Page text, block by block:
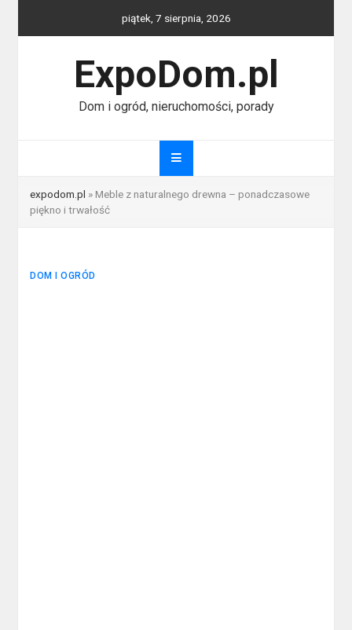
piątek, 7 sierpnia, 2026
ExpoDom.pl
Dom i ogród, nieruchomości, porady
expodom.pl » Meble z naturalnego drewna – ponadczasowe
piękno i trwałość
DOM I OGRÓD